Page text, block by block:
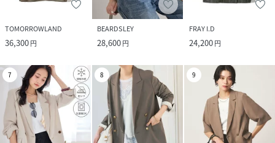
TOMORROWLAND
36,300円
BEARDSLEY
28,600円
FRAY I.D
24,200円
7 8 9